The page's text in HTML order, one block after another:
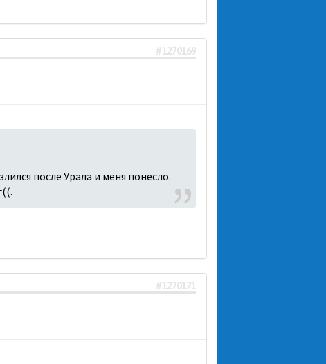
#1270169
после Урала и меня понесло.
#1270171